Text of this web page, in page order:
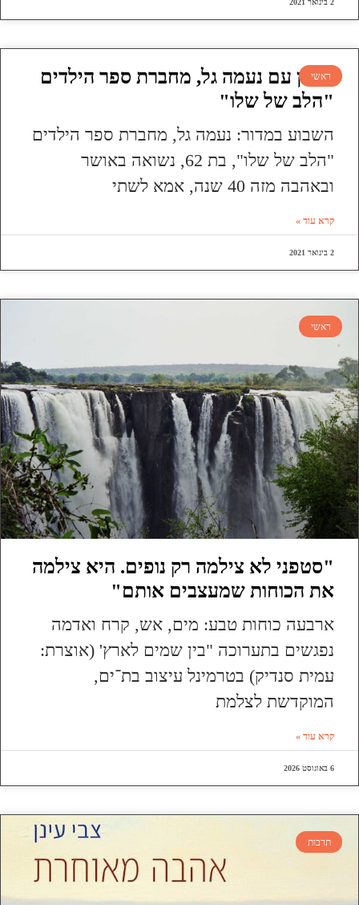
2 בינואר 2021
ראשי
ראיון עם נעמה גל, מחברת ספר הילדים
"הלב של שלו"
השבוע במדור: נעמה גל, מחברת ספר הילדים
"הלב של שלו", בת 62, נשואה באושר
ובאהבה מזה 40 שנה, אמא לשתי
קרא עוד »
2 בינואר 2021
ראשי
"סטפני לא צילמה רק נופים. היא צילמה
את הכוחות שמעצבים אותם"
ארבעה כוחות טבע: מים, אש, קרח ואדמה
נפגשים בתערוכה "בין שמים לארץ' (אוצרת:
עמית סנדיק) בטרמינל עיצוב בת־ים,
המוקדשת לצלמת
קרא עוד »
6 באוגוסט 2026
תרבות